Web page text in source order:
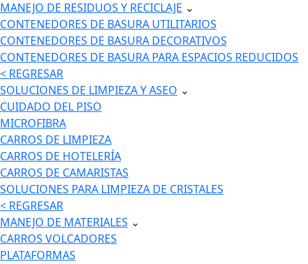
MANEJO DE RESIDUOS Y RECICLAJE ⌄
CONTENEDORES DE BASURA UTILITARIOS
CONTENEDORES DE BASURA DECORATIVOS
CONTENEDORES DE BASURA PARA ESPACIOS REDUCIDOS
< REGRESAR
SOLUCIONES DE LIMPIEZA Y ASEO ⌄
CUIDADO DEL PISO
MICROFIBRA
CARROS DE LIMPIEZA
CARROS DE HOTELERÍA
CARROS DE CAMARISTAS
SOLUCIONES PARA LIMPIEZA DE CRISTALES
< REGRESAR
MANEJO DE MATERIALES ⌄
CARROS VOLCADORES
PLATAFORMAS